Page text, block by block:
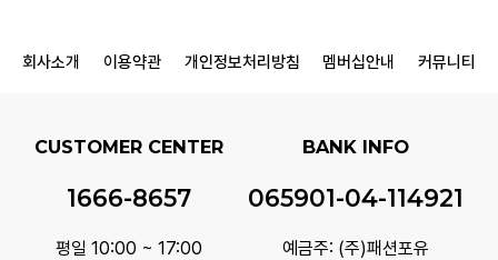
회사소개 이용약관 개인정보처리방침 멤버십안내 커뮤니티
CUSTOMER CENTER
1666-8657
평일 10:00 ~ 17:00
BANK INFO
065901-04-114921
예금주: (주)패션포유